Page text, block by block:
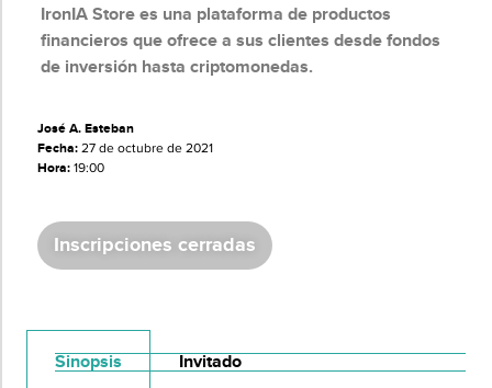
IronIA Store es una plataforma de productos
financieros que ofrece a sus clientes desde fondos
de inversión hasta criptomonedas.
José A. Esteban
Fecha:27 de octubre de 2021
Hora:19:00
Inscripciones cerradas
Sinopsis Invitado